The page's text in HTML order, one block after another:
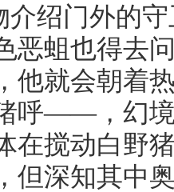
绍门外的
恶蛆也得去
他就会朝着
呼——，幻
在搅动白野
但深知其中